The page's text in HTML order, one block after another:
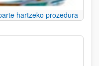
hartzeko prozedura